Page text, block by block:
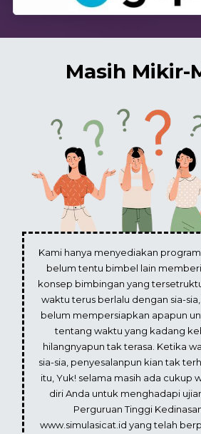
Masih Mikir-
Kami hanya menyediakan
belum tentu bimbel lain
konsep bimbingan yang
waktu terus berlalu dengan sia-
belum mempersiapkan apapun
tentang waktu yang kadang
hilangnyapun tak terasa. Ketika
sia-sia, penyesalanpun kian tak
itu, Yuk! selama masih ada cukup
diri Anda untuk menghadapi
Perguruan Tinggi
www.simulasicat.id yang telah